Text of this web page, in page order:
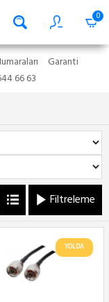
0
Garanti
66 63
Filtreleme
YOLDA